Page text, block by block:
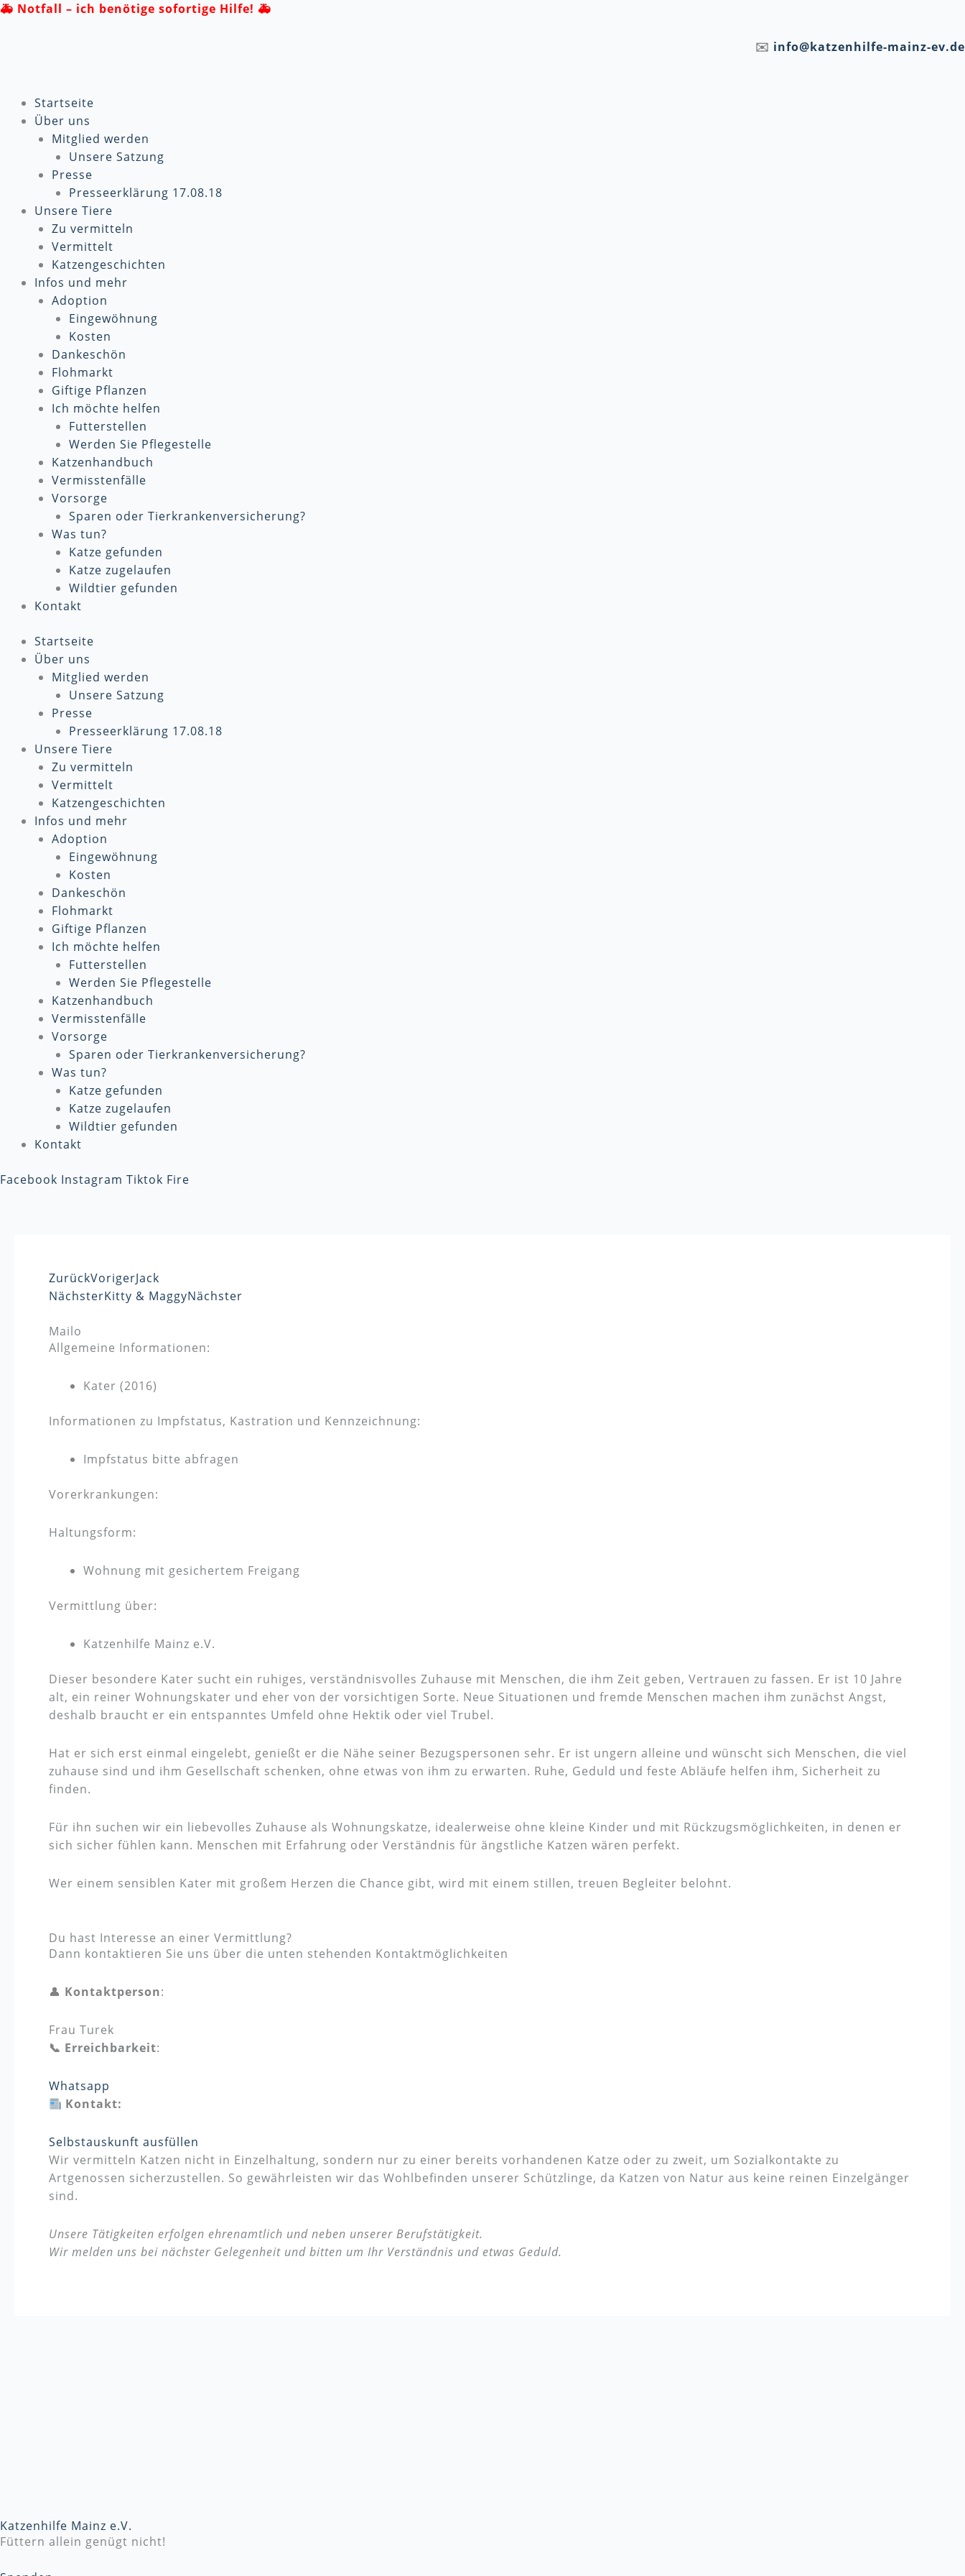
Zum
🚑 Notfall – ich benötige sofortige Hilfe! 🚑
✉️ info@katzenhilfe-mainz-ev.de
Startseite
Über uns
Mitglied werden
Unsere Satzung
Presse
Presseerklärung 17.08.18
Unsere Tiere
Zu vermitteln
Vermittelt
Katzengeschichten
Infos und mehr
Adoption
Eingewöhnung
Kosten
Dankeschön
Flohmarkt
Giftige Pflanzen
Ich möchte helfen
Futterstellen
Werden Sie Pflegestelle
Katzenhandbuch
Vermisstenfälle
Vorsorge
Sparen oder Tierkrankenversicherung?
Was tun?
Katze gefunden
Katze zugelaufen
Wildtier gefunden
Kontakt
Startseite
Über uns
Mitglied werden
Unsere Satzung
Presse
Presseerklärung 17.08.18
Unsere Tiere
Zu vermitteln
Vermittelt
Katzengeschichten
Infos und mehr
Adoption
Eingewöhnung
Kosten
Dankeschön
Flohmarkt
Giftige Pflanzen
Ich möchte helfen
Futterstellen
Werden Sie Pflegestelle
Katzenhandbuch
Vermisstenfälle
Vorsorge
Sparen oder Tierkrankenversicherung?
Was tun?
Katze gefunden
Katze zugelaufen
Wildtier gefunden
Kontakt
Facebook Instagram Tiktok Fire
ZurückVorigerJack
NächsterKitty & MaggyNächster
Mailo
Allgemeine Informationen:
Kater (2016)
Informationen zu Impfstatus, Kastration und Kennzeichnung:
Impfstatus bitte abfragen
Vorerkrankungen:
Haltungsform:
Wohnung mit gesichertem Freigang
Vermittlung über:
Katzenhilfe Mainz e.V.
Dieser besondere Kater sucht ein ruhiges, verständnisvolles Zuhause mit Menschen, die ihm Zeit geben, Vertrauen zu fassen. Er ist 10 Jahre
alt, ein reiner Wohnungskater und eher von der vorsichtigen Sorte. Neue Situationen und fremde Menschen machen ihm zunächst Angst,
deshalb braucht er ein entspanntes Umfeld ohne Hektik oder viel Trubel.
Hat er sich erst einmal eingelebt, genießt er die Nähe seiner Bezugspersonen sehr. Er ist ungern alleine und wünscht sich Menschen, die viel
zuhause sind und ihm Gesellschaft schenken, ohne etwas von ihm zu erwarten. Ruhe, Geduld und feste Abläufe helfen ihm, Sicherheit zu
finden.
Für ihn suchen wir ein liebevolles Zuhause als Wohnungskatze, idealerweise ohne kleine Kinder und mit Rückzugsmöglichkeiten, in denen er
sich sicher fühlen kann. Menschen mit Erfahrung oder Verständnis für ängstliche Katzen wären perfekt.
Wer einem sensiblen Kater mit großem Herzen die Chance gibt, wird mit einem stillen, treuen Begleiter belohnt.
Du hast Interesse an einer Vermittlung?
Dann kontaktieren Sie uns über die unten stehenden Kontaktmöglichkeiten
👤 Kontaktperson:
Frau Turek
📞 Erreichbarkeit:
Whatsapp
Kontakt:
Selbstauskunft ausfüllen
Wir vermitteln Katzen nicht in Einzelhaltung, sondern nur zu einer bereits vorhandenen Katze oder zu zweit, um Sozialkontakte zu
Artgenossen sicherzustellen. So gewährleisten wir das Wohlbefinden unserer Schützlinge, da Katzen von Natur aus keine reinen Einzelgänger
sind.
Unsere Tätigkeiten erfolgen ehrenamtlich und neben unserer Berufstätigkeit.
Wir melden uns bei nächster Gelegenheit und bitten um Ihr Verständnis und etwas Geduld.
Katzenhilfe Mainz e.V.
Füttern allein genügt nicht!